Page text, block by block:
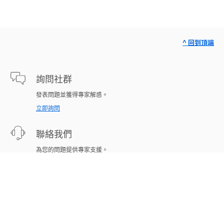
詢問社群
發表問題並獲得專家解惑。
立即詢問
聯絡我們
為您的問題提供專家支援。
^ 回到頂端